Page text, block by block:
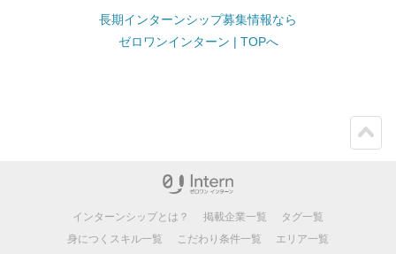
長期インターンシップ募集情報なら
ゼロワンインターン | TOPへ
インターンシップとは？ 掲載企業一覧
タグ一覧
身につくスキル一覧
こだわり条件一覧 エリア一覧